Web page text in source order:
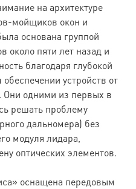
на архитектуре
мойщиков окон и
основана группой
около пяти лет назад и
благодаря глубокой
устройств от
Они одними из первых в
решать проблему
дальномера) без
модуля лидара,
оптических элементов.
оснащена передовым